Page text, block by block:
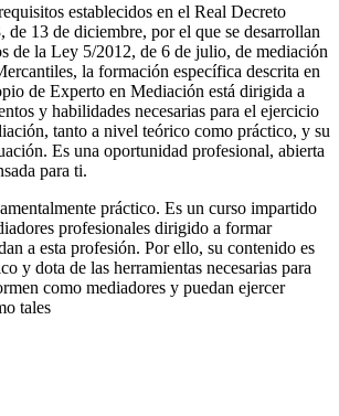
establecidos en el Real Decreto
13 de diciembre, por el que se desarrollan
de la Ley 5/2012, de 6 de julio, de mediación
la formación específica descrita en
de Experto en Mediación está dirigida a
y habilidades necesarias para el ejercicio
tanto a nivel teórico como práctico, y su
Es una oportunidad profesional, abierta
para ti.
práctico. Es un curso impartido
profesionales dirigido a formar
a esta profesión. Por ello, su contenido es
y dota de las herramientas necesarias para
como mediadores y puedan ejercer
tales